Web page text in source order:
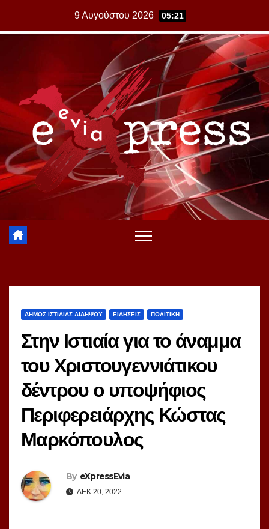
9 Αυγούστου 2026 05:21
ΔΗΜΟΣ ΙΣΤΙΑΙΑΣ ΑΙΔΗΨΟΥ ΕΙΔΗΣΕΙΣ ΠΟΛΙΤΙΚΗ
Στην Ιστιαία για το άναμμα
του Χριστουγεννιάτικου
δέντρου ο υποψήφιος
Περιφερειάρχης Κώστας
Μαρκόπουλος
By eXpressEvia
ΔΕΚ 20, 2022